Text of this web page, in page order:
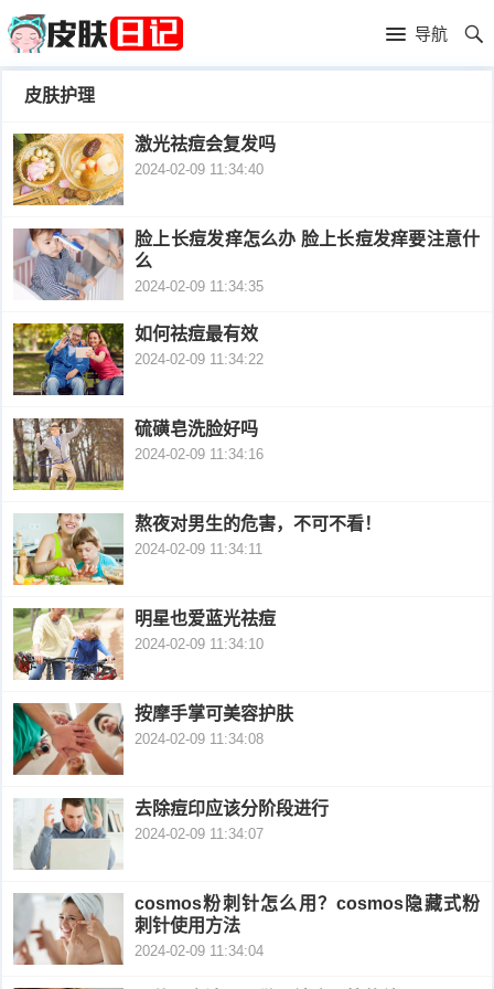
导航
首
页
首
肤
护
理
过
敏
性
皮
炎
黑
头
青
春
痘
皮
肤
瘙
痒
毛
囊
炎
粉
刺
抗
衰
老
痤
疮
风
疹
皮
肤
护
疹
子
湿
鱼
皮肤护理
激光祛痘会复发吗
2024-02-09 11:34:40
脸上长痘发痒怎么办 脸上长痘发痒要注意什
么
2024-02-09 11:34:35
如何祛痘最有效
2024-02-09 11:34:22
硫磺皂洗脸好吗
2024-02-09 11:34:16
熬夜对男生的危害，不可不看！
2024-02-09 11:34:11
明星也爱蓝光祛痘
2024-02-09 11:34:10
按摩手掌可美容护肤
2024-02-09 11:34:08
去除痘印应该分阶段进行
2024-02-09 11:34:07
cosmos粉刺针怎么用？cosmos隐藏式粉
刺针使用方法
2024-02-09 11:34:04